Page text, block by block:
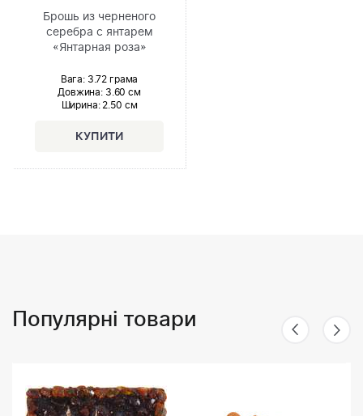
Брошь из черненого
серебра с янтарем
«Янтарная роза»
Вага: 3.72 грама
Довжина: 3.60 см
Ширина: 2.50 см
Популярні товари